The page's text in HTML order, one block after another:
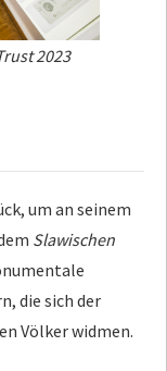
2023
um an seinem
Slawischen
die sich der
Völker widmen.